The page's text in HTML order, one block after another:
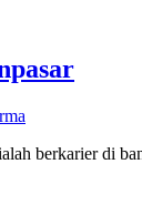
berkarier di